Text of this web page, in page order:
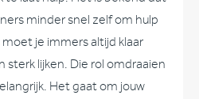
minder snel zelf om hulp
je immers altijd klaar
sterk lijken. Die rol omdraaien
Het gaat om jouw